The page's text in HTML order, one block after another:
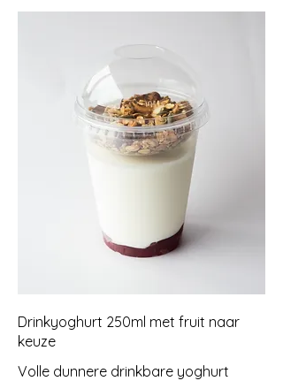
Drinkyoghurt 250ml met fruit naar
keuze
Volle dunnere drinkbare yoghurt